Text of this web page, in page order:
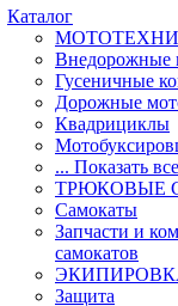
Каталог
Внедорожные
Гусеничные
Дорожные
Квадрициклы
... Показать все
ТРЮКОВЫЕ
Самокаты
Запчасти и
самокатов
Защита